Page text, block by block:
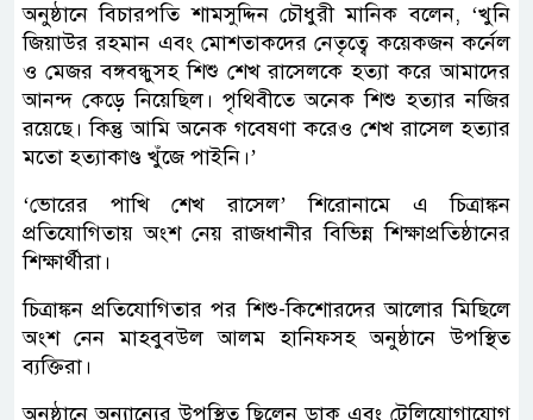
অনুষ্ঠানে বিচারপতি শামসুদ্দিন চৌধুরী মানিক বলেন, ‘খুনি
জিয়াউর রহমান এবং মোশতাকদের নেতৃত্বে কয়েকজন কর্নেল
ও মেজর বঙ্গবন্ধুসহ শিশু শেখ রাসেলকে হত্যা করে আমাদের
আনন্দ কেড়ে নিয়েছিল। পৃথিবীতে অনেক শিশু হত্যার নজির
রয়েছে। কিন্তু আমি অনেক গবেষণা করেও শেখ রাসেল হত্যার
মতো হত্যাকাণ্ড খুঁজে পাইনি।’
‘ভোরের পাখি শেখ রাসেল’ শিরোনামে এ চিত্রাঙ্কন
প্রতিযোগিতায় অংশ নেয় রাজধানীর বিভিন্ন শিক্ষাপ্রতিষ্ঠানের
শিক্ষার্থীরা।
চিত্রাঙ্কন প্রতিযোগিতার পর শিশু-কিশোরদের আলোর মিছিলে
অংশ নেন মাহবুবউল আলম হানিফসহ অনুষ্ঠানে উপস্থিত
ব্যক্তিরা।
অনুষ্ঠানে অন্যান্যের উপস্থিত ছিলেন ডাক এবং টেলিযোগাযোগ